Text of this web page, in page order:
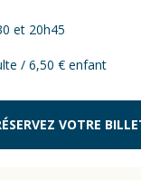
et 20h45
/ 6,50 € enfant
VOTRE